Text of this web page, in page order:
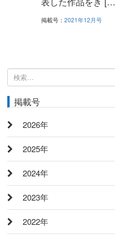
掲載号： 2021年12月号
検
索:
掲載号
2026年
2025年
2024年
2023年
2022年